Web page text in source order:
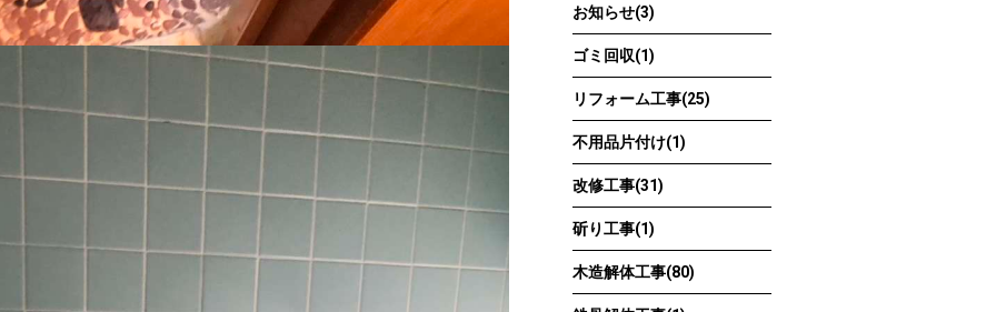
お知らせ(3)
ゴミ回収(1)
リフォーム工事(25)
不用品片付け(1)
改修工事(31)
斫り工事(1)
木造解体工事(80)